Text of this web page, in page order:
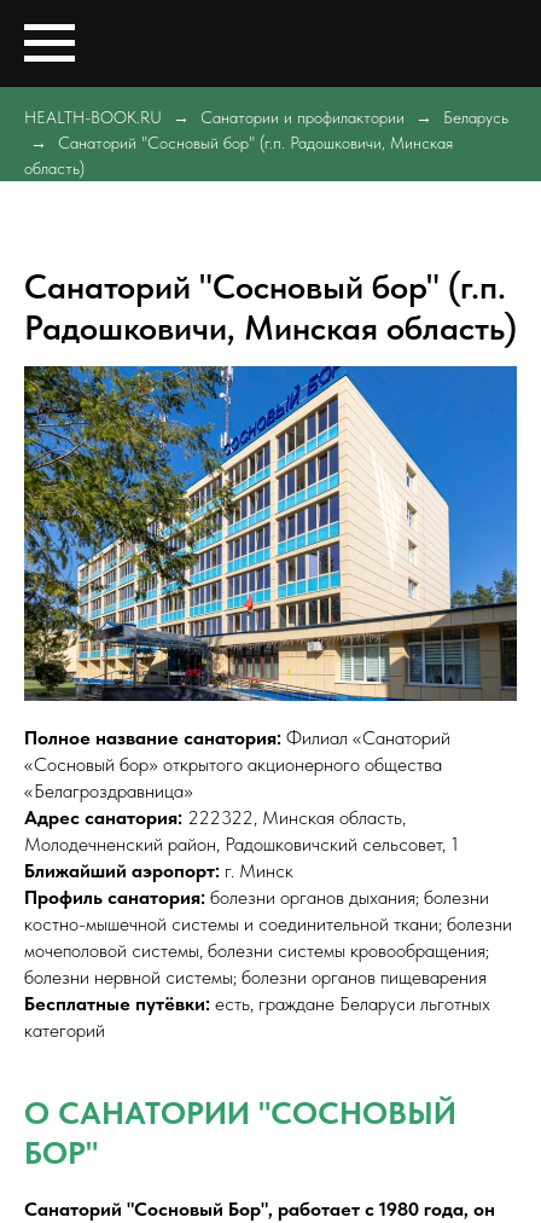
HEALTH-BOOK.RU Санатории и профилактории
Беларусь
Санаторий "Сосновый бор" (г.п. Радошковичи, Минская
область)
Санаторий "Сосновый бор" (г.п.
Радошковичи, Минская область)
Полное название санатория: Филиал «Санаторий
«Сосновый бор» открытого акционерного общества
«Белагроздравница»
Адрес санатория: 222322, Минская область,
Молодечненский район, Радошковичский сельсовет, 1
Ближайший аэропорт: г. Минск
Профиль санатория: болезни органов дыхания; болезни
костно-мышечной системы и соединительной ткани; болезни
мочеполовой системы, болезни системы кровообращения;
болезни нервной системы; болезни органов пищеварения
Бесплатные путёвки: есть, граждане Беларуси льготных
категорий
О САНАТОРИИ "СОСНОВЫЙ
БОР"
Санаторий "Сосновый Бор", работает с 1980 года, он